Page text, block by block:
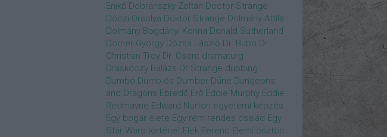
Enikő Dobránszky Zoltán Doctor Strange
Dóczi Orsolya Doktor Strange Dolmány Attila
Dolmány Bogdányi Korina Donald Sutherland
Dörner György Dózsa László Dr. Bubó Dr.
Christian Troy Dr. Csont dramaturg
Draskóczy Balázs Dr Strange dubbing
Dumbo Dumb és Dumber Dűne Dungeons
and Dragons Ébredő Erő Eddie Murphy Eddie
Redmayne Edward Norton egyetemi képzés
Egy bogár élete Egy rém rendes család Egy
Star Wars történet Elek Ferenc Elemi ösztön